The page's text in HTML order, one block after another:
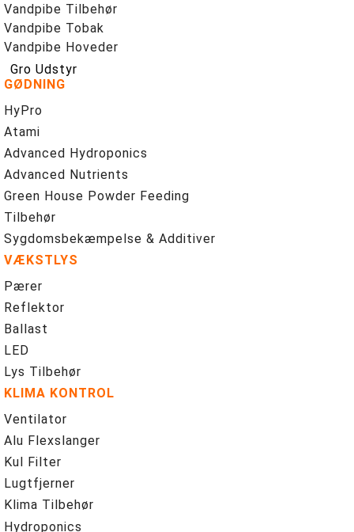
Vandpibe Tilbehør
Vandpibe Tobak
Vandpibe Hoveder
Gro Udstyr
GØDNING
HyPro
Atami
Advanced Hydroponics
Advanced Nutrients
Green House Powder Feeding
Tilbehør
Sygdomsbekæmpelse & Additiver
VÆKSTLYS
Pærer
Reflektor
Ballast
LED
Lys Tilbehør
KLIMA KONTROL
Ventilator
Alu Flexslanger
Kul Filter
Lugtfjerner
Klima Tilbehør
Hydroponics